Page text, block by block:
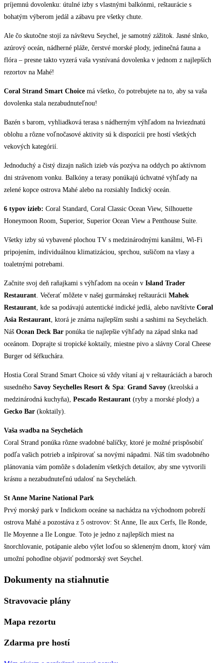
príjemnú dovolenku: útulné izby s vlastnými balkónmi, reštaurácie s
bohatým výberom jedál a zábavu pre všetky chute.
Ale čo skutočne stojí za návštevu Seychel, je samotný zážitok. Jasné slnko,
azúrový oceán, nádherné pláže, čerstvé morské plody, jedinečná fauna a
flóra – presne takto vyzerá vaša vysnívaná dovolenka v jednom z najlepších
rezortov na Mahé!
Coral Strand Smart Choice má všetko, čo potrebujete na to, aby sa vaša
dovolenka stala nezabudnuteľnou!
Bazén s barom, vyhliadková terasa s nádherným výhľadom na hviezdnatú
oblohu a rôzne voľnočasové aktivity sú k dispozícii pre hostí všetkých
vekových kategórií.
Jednoduchý a čistý dizajn našich izieb vás pozýva na oddych po aktívnom
dni strávenom vonku. Balkóny a terasy ponúkajú úchvatné výhľady na
zelené kopce ostrova Mahé alebo na rozsiahly Indický oceán.
6 typov izieb: Coral Standard, Coral Classic Ocean View, Silhouette
Honeymoon Room, Superior, Superior Ocean View a Penthouse Suite.
Všetky izby sú vybavené plochou TV s medzinárodnými kanálmi, Wi-Fi
pripojením, individuálnou klimatizáciou, sprchou, sušičom na vlasy a
toaletnými potrebami.
Začnite svoj deň raňajkami s výhľadom na oceán v Island Trader
Restaurant . Večerať môžete v našej gurmánskej reštaurácii Mahek
Restaurant , kde sa podávajú autentické indické jedlá, alebo navštívte Coral
Asia Restaurant , ktorá je známa najlepším sushi a sashimi na Seychelách.
Náš Ocean Deck Bar ponúka tie najlepšie výhľady na západ slnka nad
oceánom. Doprajte si tropické koktaily, miestne pivo a slávny Coral Cheese
Burger od šéfkuchára.
Hostia Coral Strand Smart Choice sú vždy vítaní aj v reštauráciách a baroch
susedného Savoy Seychelles Resort & Spa: Grand Savoy (kreolská a
medzinárodná kuchyňa), Pescado Restaurant (ryby a morské plody) a
Gecko Bar (koktaily).
Vaša svadba na Seychelách
Coral Strand ponúka rôzne svadobné balíčky, ktoré je možné prispôsobiť
podľa vašich potrieb a inšpirovať sa novými nápadmi. Náš tím svadobného
plánovania vám pomôže s doladením všetkých detailov, aby sme vytvorili
krásnu a nezabudnuteľnú udalosť na Seychelách.
St Anne Marine National Park
Prvý morský park v Indickom oceáne sa nachádza na východnom pobreží
ostrova Mahé a pozostáva z 5 ostrovov: St Anne, Ile aux Cerfs, Ile Ronde,
Ile Moyenne a Ile Longue. Toto je jedno z najlepších miest na
šnorchlovanie, potápanie alebo výlet loďou so skleneným dnom, ktorý vám
umožní pohodlne objaviť podmorský svet Seychel.
Dokumenty na stiahnutie
Stravovacie plány
Mapa rezortu
Zdarma pre hostí